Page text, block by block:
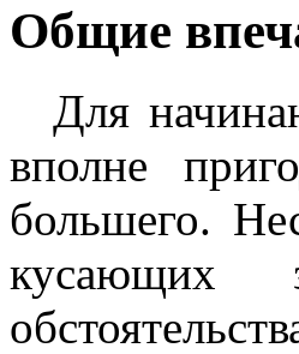
Общие
Для
вполне
большего.
кусающих